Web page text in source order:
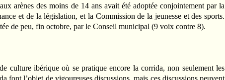
arènes des moins de 14 ans avait été adoptée conjointement par la
et de la législation, et la Commission de la jeunesse et des sports.
de peu, fin octobre, par le Conseil municipal (9 voix contre 8).
culture ibérique où se pratique encore la corrida, non seulement les
font l’objet de vigoureuses discussions, mais ces discussions peuvent